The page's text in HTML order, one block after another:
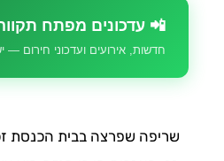
📲 עדכונים מפתח
חדשות, אירועים ועדכוני חירום —
שריפה שפרצה בבית הכנסת